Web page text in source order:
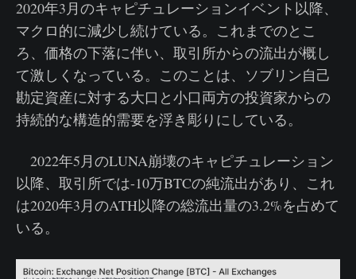
2020年3月のキャピチュレーションイベント以降、
マクロ的に減少し続けている。これまでのとこ
ろ、価格の下落に伴い、取引所からの流出が概し
て激しくなっている。このことは、ソブリン自己
勘定資産に対する大口と小口両方の投資家からの
持続的な構造的需要を浮き彫りにしている。
2022年5月のLUNA崩壊のキャピチュレーション
以降、取引所では-10万BTCの純流出があり、これ
は2020年3月のATH以降の総流出量の3.2%を占めて
いる。